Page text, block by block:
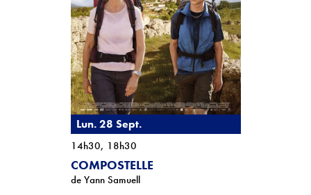
ACTIONS CULTURELLES
Les actions de la saison
Pratique du théâtre, mime et geste
Les actions passées
Programmation
Lun. 28 Sept.
14h30, 18h30
COMPOSTELLE
de Yann Samuell